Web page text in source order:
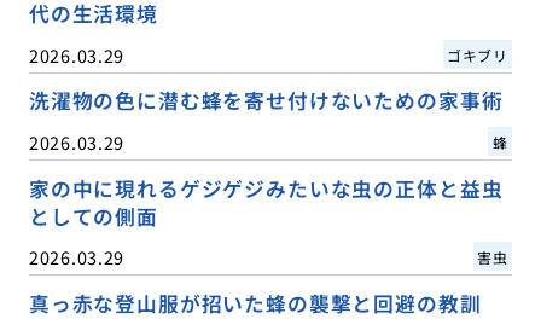
代の生活環境
2026.03.29 ゴキブリ
洗濯物の色に潜む蜂を寄せ付けないための家事術
2026.03.29 蜂
家の中に現れるゲジゲジみたいな虫の正体と益虫
としての側面
2026.03.29 害虫
真っ赤な登山服が招いた蜂の襲撃と回避の教訓